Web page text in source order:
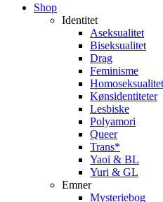
Close
Shop
Identitet
Aseksualitet
Biseksualitet
Drag
Feminisme
Homoseksualitet
Kønsidentiteter
Lesbiske
Polyamori
Queer
Trans*
Yaoi & BL
Yuri & GL
Emner
Mysteriebog